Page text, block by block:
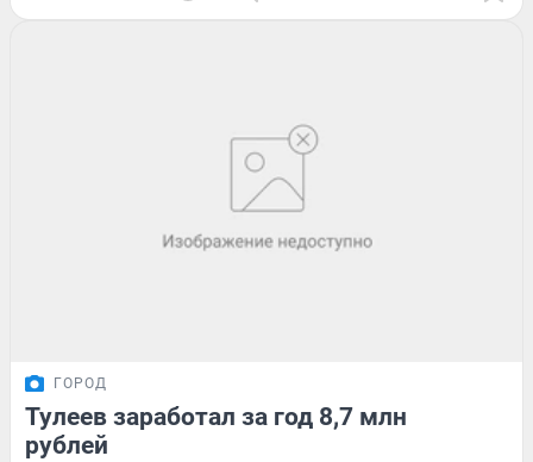
ГОРОД
Тулеев заработал за год 8,7 млн
рублей